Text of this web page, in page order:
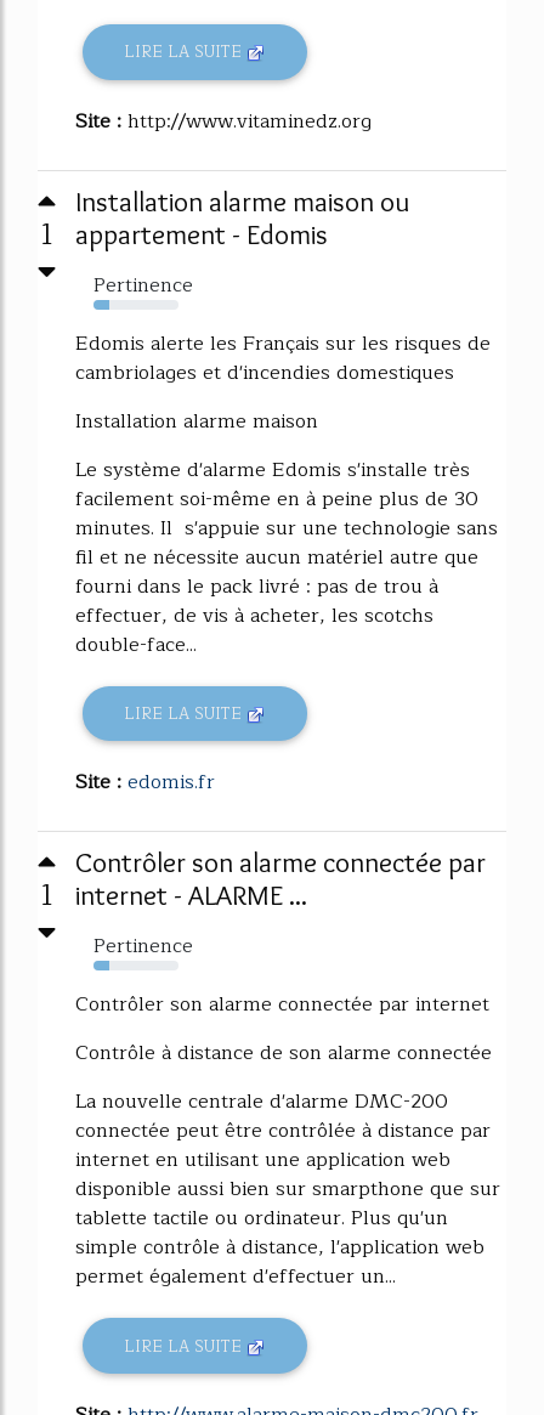
LIRE LA SUITE
Site :http://www.vitaminedz.org
1
Installation alarme maison ou
appartement - Edomis
Pertinence
19%
Edomis alerte les Français sur les risques de
cambriolages et d'incendies domestiques
Installation alarme maison
Le système d'alarme Edomis s'installe très
facilement soi-même en à peine plus de 30
minutes. Il s'appuie sur une technologie sans
fil et ne nécessite aucun matériel autre que
fourni dans le pack livré : pas de trou à
effectuer, de vis à acheter, les scotchs
double-face...
LIRE LA SUITE
Site :edomis.fr
1
Contrôler son alarme connectée par
internet - ALARME ...
Pertinence
18%
Contrôler son alarme connectée par internet
Contrôle à distance de son alarme connectée
La nouvelle centrale d'alarme DMC-200
connectée peut être contrôlée à distance par
internet en utilisant une application web
disponible aussi bien sur smarpthone que sur
tablette tactile ou ordinateur. Plus qu'un
simple contrôle à distance, l'application web
permet également d'effectuer un...
LIRE LA SUITE